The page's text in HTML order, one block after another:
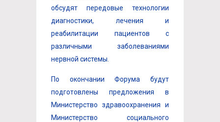
обсудят передовые технологии
диагностики, лечения и
реабилитации пациентов с
различными заболеваниями
нервной системы.
По окончании Форума будут
подготовлены предложения в
Министерство здравоохранения и
Министерство социального